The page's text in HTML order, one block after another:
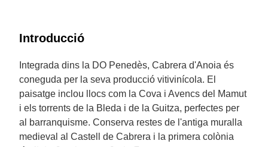
Introducció
Integrada dins la DO Penedès, Cabrera d'Anoia és
coneguda per la seva producció vitivinícola. El
paisatge inclou llocs com la Cova i Avencs del Mamut
i els torrents de la Bleda i de la Guitza, perfectes per
al barranquisme. Conserva restes de l'antiga muralla
medieval al Castell de Cabrera i la primera colònia